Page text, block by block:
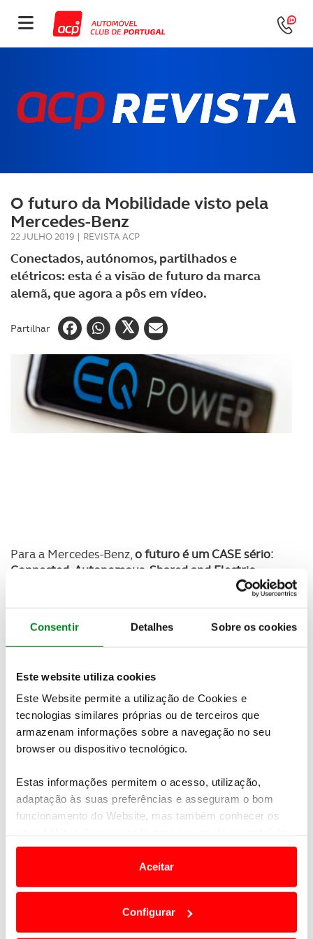
Consentir Detalhes Sobre os cookies
Este website utiliza cookies
Este Website permite a utilização de Cookies e
tecnologias similares próprias ou de terceiros que
armazenam informações sobre a navegação no seu
browser ou dispositivo tecnológico.
Estas informações permitem o acesso, utilização,
adaptação às suas preferências e asseguram o bom
funcionamento do Website, mas também conhecer os
e anúncios de modo a promover produtos e/ou serviços.
Em alguns casos, a utilização destas tecnologias
termos e a todo o tempo as suas preferências e limitando
o acesso a informações durante a navegação no
Aceitar
Configurar
O futuro da Mobilidade visto pela
Mercedes-Benz
22 JULHO 2019 | REVISTA ACP
Conectados, autónomos, partilhados e
elétricos: esta é a visão de futuro da marca
alemã, que agora a pôs em vídeo.
Partilhar
Para a Mercedes-Benz,o futuro é um CASE sério:
Connected, Autonomous, Shared and Electric
(Conectado, Autónomo, Partilhado Elétrico). Para a
marca, cada uma dessas quatro tendências, por si
indústria automóvel. E neste vídeo, a Mercedes
mostra como pode ser esse futuro